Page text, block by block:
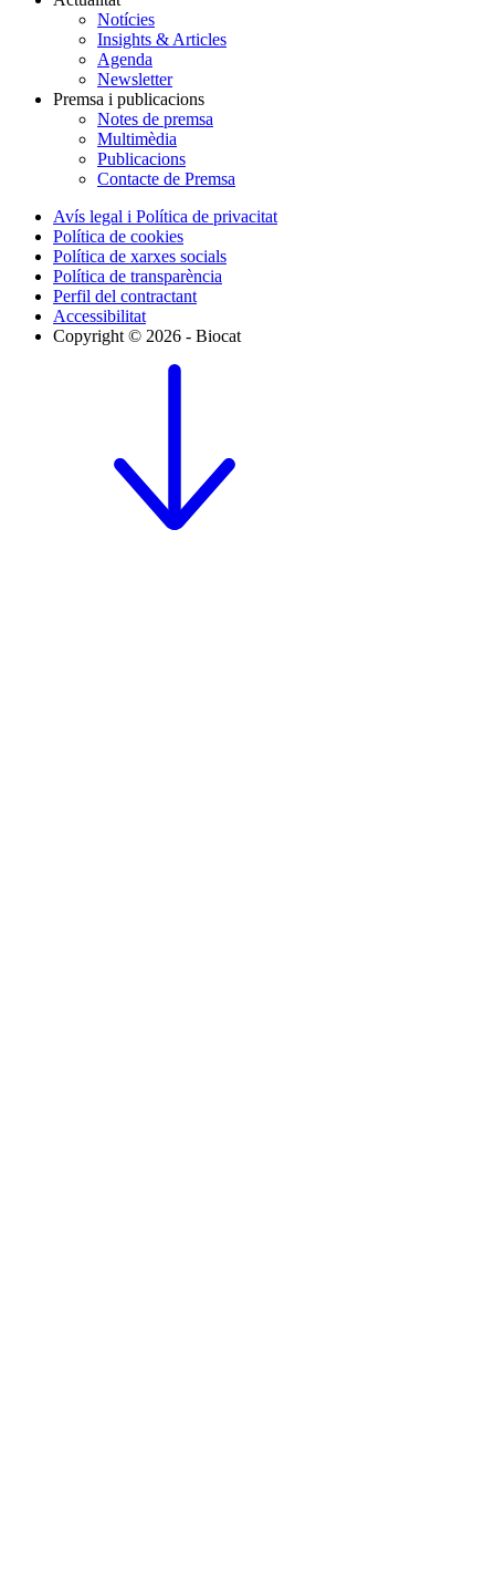
Notícies
Insights & Articles
Agenda
Newsletter
Premsa i publicacions
Notes de premsa
Multimèdia
Publicacions
Contacte de Premsa
Avís legal i Política de privacitat
Política de cookies
Política de xarxes socials
Política de transparència
Perfil del contractant
Accessibilitat
Copyright © 2026 - Biocat